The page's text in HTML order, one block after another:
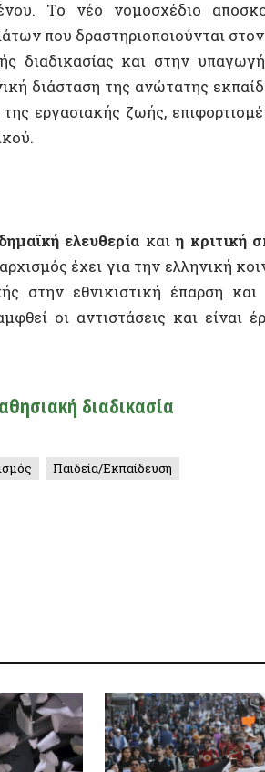
έχει για την ελληνική κοινωνία: μια
εθνικιστική έπαρση και την αήθη
αντιστάσεις και είναι έρμαιο των
διαδικασία